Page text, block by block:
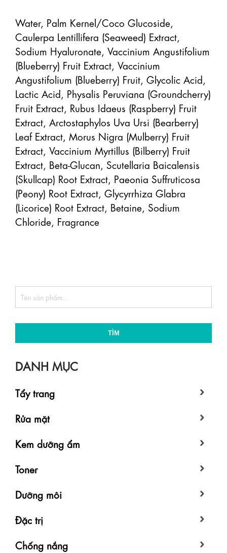
Water, Palm Kernel/Coco Glucoside,
Caulerpa Lentillifera (Seaweed) Extract,
Sodium Hyaluronate, Vaccinium Angustifolium
(Blueberry) Fruit Extract, Vaccinium
Angustifolium (Blueberry) Fruit, Glycolic Acid,
Lactic Acid, Physalis Peruviana (Groundcherry)
Fruit Extract, Rubus Idaeus (Raspberry) Fruit
Extract, Arctostaphylos Uva Ursi (Bearberry)
Leaf Extract, Morus Nigra (Mulberry) Fruit
Extract, Vaccinium Myrtillus (Bilberry) Fruit
Extract, Beta-Glucan, Scutellaria Baicalensis
(Skullcap) Root Extract, Paeonia Suffruticosa
(Peony) Root Extract, Glycyrrhiza Glabra
(Licorice) Root Extract, Betaine, Sodium
Chloride, Fragrance
TÌM
DANH MỤC
Tẩy trang
Rửa mặt
Kem dưỡng ẩm
Toner
Dưỡng môi
Đặc trị
Chống nắng